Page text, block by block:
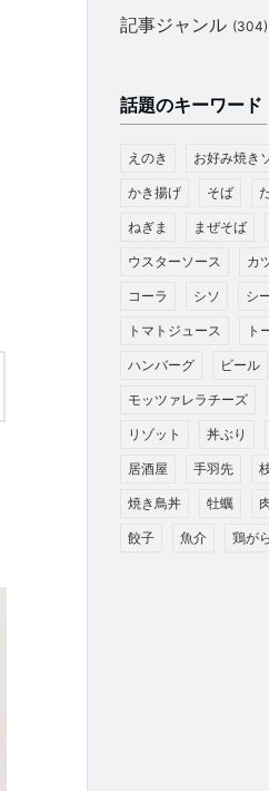
記事ジャンル (304)
話題のキーワード
えのき お好み焼き
かき揚げ そば
ねぎま まぜそば
ウスターソース カ
コーラ シソ シ
トマトジュース ト
ハンバーグ ビール
モッツァレラチーズ
リゾット 丼ぶり
居酒屋 手羽先
焼き鳥丼 牡蠣
餃子 魚介 鶏が